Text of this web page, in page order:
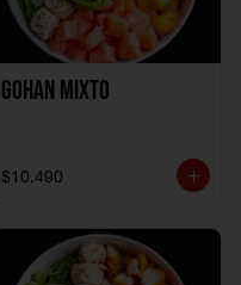
Gohan Mixto
$10.490